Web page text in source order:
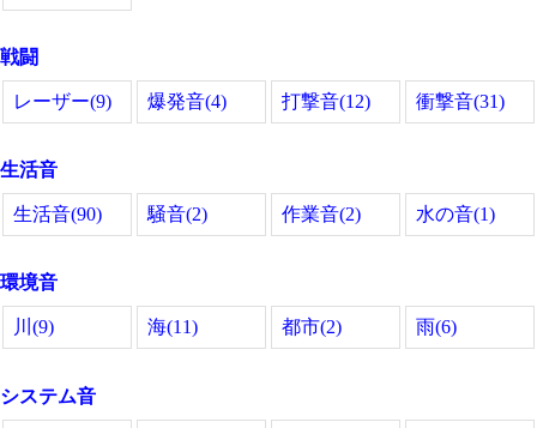
戦闘
レーザー(9) 爆発音(4) 打撃音(12) 衝撃音(31)
生活音
生活音(90) 騒音(2) 作業音(2) 水の音(1)
環境音
川(9) 海(11) 都市(2) 雨(6)
システム音